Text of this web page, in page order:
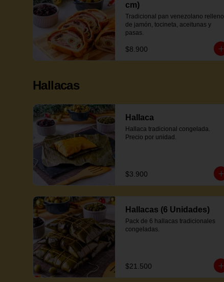
cm)
Tradicional pan venezolano relleno
de jamón, tocineta, aceitunas y
pasas.
$8.900
Hallacas
Hallaca
Hallaca tradicional congelada.
Precio por unidad.
$3.900
Hallacas (6 Unidades)
Pack de 6 hallacas tradicionales
congeladas.
$21.500